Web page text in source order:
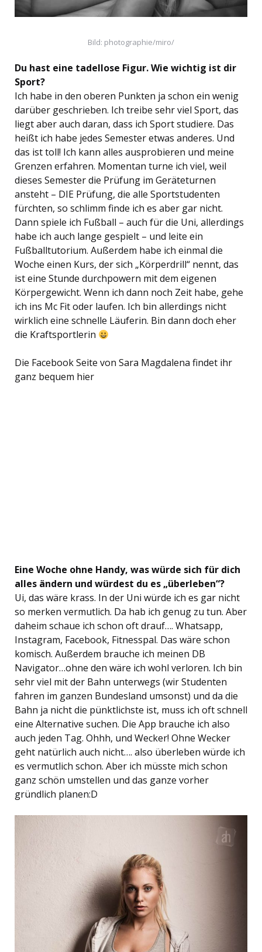
Bild: photographie/miro/
Du hast eine tadellose Figur. Wie wichtig ist dir
Sport?
Ich habe in den oberen Punkten ja schon ein wenig
darüber geschrieben. Ich treibe sehr viel Sport, das
liegt aber auch daran, dass ich Sport studiere. Das
heißt ich habe jedes Semester etwas anderes. Und
das ist toll! Ich kann alles ausprobieren und meine
Grenzen erfahren. Momentan turne ich viel, weil
dieses Semester die Prüfung im Geräteturnen
ansteht – DIE Prüfung, die alle Sportstudenten
fürchten, so schlimm finde ich es aber gar nicht.
Dann spiele ich Fußball – auch für die Uni, allerdings
habe ich auch lange gespielt – und leite ein
Fußballtutorium. Außerdem habe ich einmal die
Woche einen Kurs, der sich „Körperdrill“ nennt, das
ist eine Stunde durchpowern mit dem eigenen
Körpergewicht. Wenn ich dann noch Zeit habe, gehe
ich ins Mc Fit oder laufen. Ich bin allerdings nicht
wirklich eine schnelle Läuferin. Bin dann doch eher
die Kraftsportlerin
Die Facebook Seite von Sara Magdalena findet ihr
ganz bequem hier
Eine Woche ohne Handy, was würde sich für dich
alles ändern und würdest du es „überleben“?
Ui, das wäre krass. In der Uni würde ich es gar nicht
so merken vermutlich. Da hab ich genug zu tun. Aber
daheim schaue ich schon oft drauf…. Whatsapp,
Instagram, Facebook, Fitnesspal. Das wäre schon
komisch. Außerdem brauche ich meinen DB
Navigator…ohne den wäre ich wohl verloren. Ich bin
sehr viel mit der Bahn unterwegs (wir Studenten
fahren im ganzen Bundesland umsonst) und da die
Bahn ja nicht die pünktlichste ist, muss ich oft schnell
eine Alternative suchen. Die App brauche ich also
auch jeden Tag. Ohhh, und Wecker! Ohne Wecker
geht natürlich auch nicht…. also überleben würde ich
es vermutlich schon. Aber ich müsste mich schon
ganz schön umstellen und das ganze vorher
gründlich planen:D